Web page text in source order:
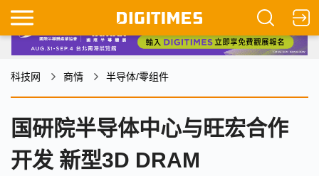
科技网 商情 半导体/零组件
国研院半导体中心与旺宏合作
开发 新型3D DRAM